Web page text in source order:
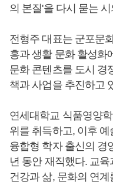
의 본질'을 다시 묻는
전형주 대표는 군포문
흥과 생활 문화 활성화
문화 콘텐츠를 도시 경
책과 사업을 추진하고
연세대학교 식품영양
위를 취득하고, 이후
융합형 학자 출신의 경
년 동안 재직했다. 교
건강과 삶, 문화의 연